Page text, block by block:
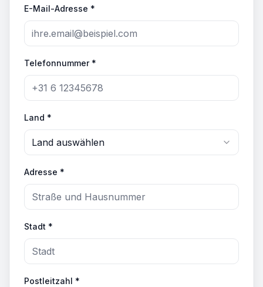
E-Mail-Adresse *
Telefonnummer *
Land *
Land auswählen
Adresse *
Stadt *
Postleitzahl *